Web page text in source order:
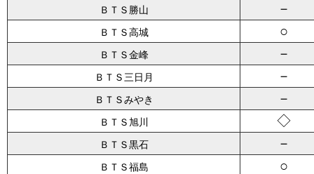
ＢＴＳ勝山 －
ＢＴＳ高城 ○
ＢＴＳ金峰 －
ＢＴＳ三日月 －
ＢＴＳみやき －
ＢＴＳ旭川 ◇
ＢＴＳ黒石 －
ＢＴＳ福島 ○